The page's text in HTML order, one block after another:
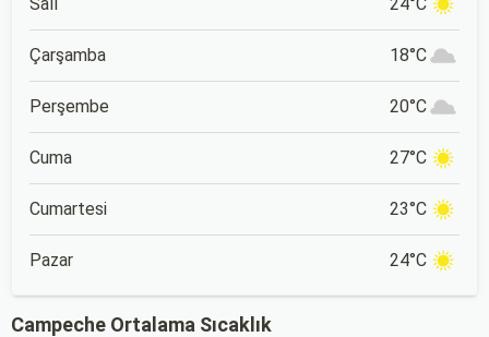
Çarşamba 18°C
Perşembe 20°C
Cuma 27°C
Cumartesi 23°C
Pazar 24°C
Campeche Ortalama Sıcaklık